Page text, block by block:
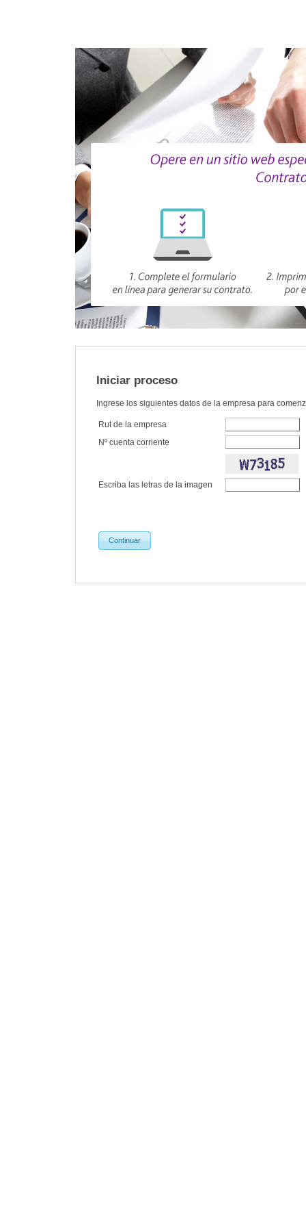
Iniciar proceso
Ingrese los siguientes datos de la empresa para
Rut de la empresa
Nº cuenta corriente
Escriba las letras de la imagen
Continuar